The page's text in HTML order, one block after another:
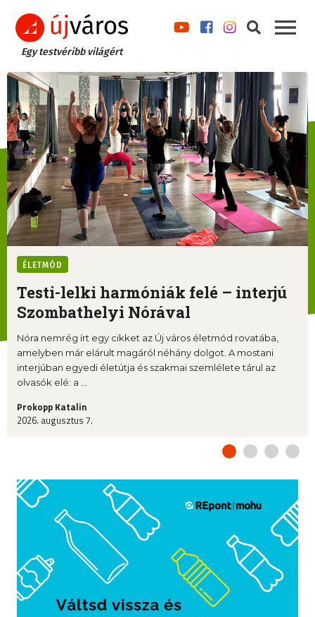
Egy testvéribb világért
ÉLETMÓD
Testi-lelki harmóniák felé – interjú
Szombathelyi Nórával
Nóra nemrég írt egy cikket az Új város életmód rovatába,
amelyben már elárult magáról néhány dolgot. A mostani
interjúban egyedi életútja és szakmai szemlélete tárul az
olvasók elé: a ...
Prokopp Katalin
2026. augusztus 7.